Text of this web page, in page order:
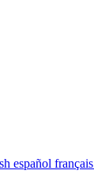
español français